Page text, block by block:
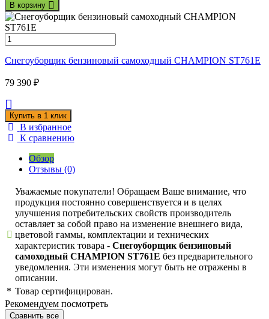
В корзину
Снегоуборщик бензиновый самоходный CHAMPION ST761E
79 390 ₽
В избранное
К сравнению
Обзор
Отзывы (0)
Уважаемые покупатели! Обращаем Ваше внимание, что
продукция постоянно совершенствуется и в целях
улучшения потребительских свойств производитель
оставляет за собой право на изменение внешнего вида,
цветовой гаммы, комплектации и технических
характеристик товара - Снегоуборщик бензиновый
самоходный CHAMPION ST761E без предварительного
уведомления. Эти изменения могут быть не отражены в
описании.
* Товар сертифицирован.
Рекомендуем посмотреть